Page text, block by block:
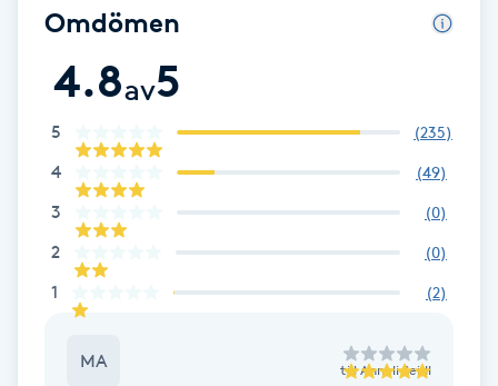
Diamantslipning
Enzympeeling
Extensions
Omdömen
4.8av5
5 (235)
4 (49)
3 (0)
2 (0)
1 (2)
MA till Anneli Seidl